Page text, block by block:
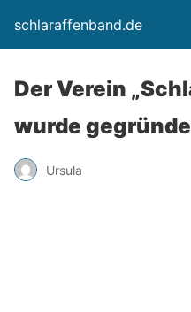
schlaraffenband.de
Der Verein
wurde
Ursula